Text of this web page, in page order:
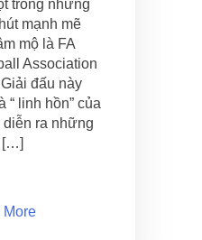
trong những
mạnh mẽ
mộ là FA
Association
đấu này
“ linh hồn” của
diễn ra những
[…]
More